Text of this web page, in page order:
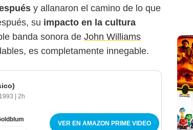
y allanaron el camino de lo que
su impacto en la cultura
banda sonora de John Williams
es completamente innegable.
2h
VER EN AMAZON PRIME VIDEO